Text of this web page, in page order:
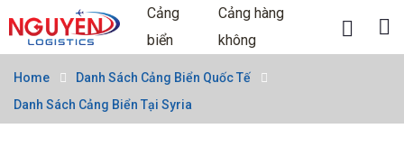
Cảng
biển
Cảng hàng
không
Home
Danh Sách Cảng Biển Quốc Tế
Danh Sách Cảng Biển Tại Syria